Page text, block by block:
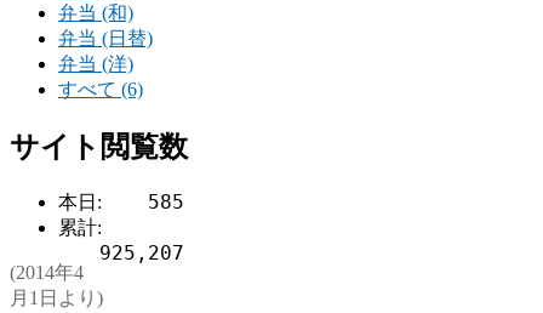
弁当 (和)
弁当 (日替)
弁当 (洋)
すべて (6)
サイト閲覧数
本日: 585
累計:
925,207
(2014年4
月1日より)